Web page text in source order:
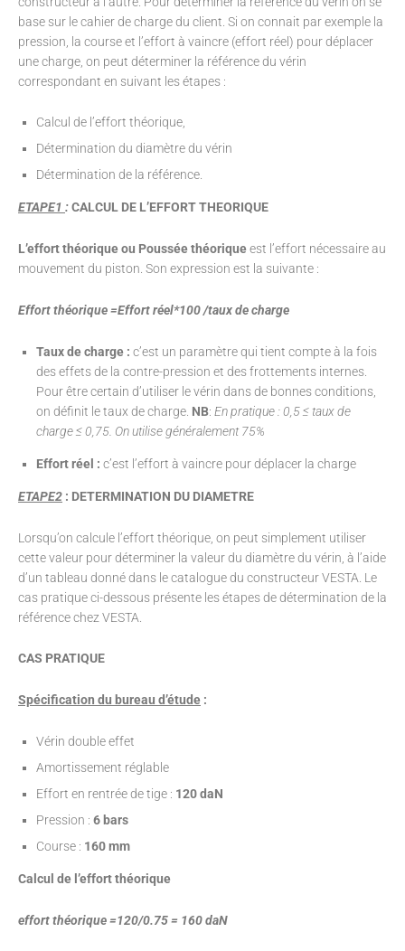
base sur le cahier de charge du client. Si on connait par exemple la
pression, la course et l’effort à vaincre (effort réel) pour déplacer
une charge, on peut déterminer la référence du vérin
correspondant en suivant les étapes :
Calcul de l’effort théorique,
Détermination du diamètre du vérin
Détermination de la référence.
ETAPE1 :CALCUL DE L’EFFORT THEORIQUE
L’effort théorique ou Poussée théoriqueest l’effort nécessaire au
mouvement du piston. Son expression est la suivante :
Effort théorique =Effort réel*100 /taux de charge
Taux de charge : c’est un paramètre qui tient compte à la fois
des effets de la contre-pression et des frottements internes.
Pour être certain d’utiliser le vérin dans de bonnes conditions,
on définit le taux de charge. NB: En pratique : 0,5 ≤ taux de
charge ≤ 0,75. On utilise généralement 75%
Effort réel : c’est l’effort à vaincre pour déplacer la charge
ETAPE2 : DETERMINATION DU DIAMETRE
Lorsqu’on calcule l’effort théorique, on peut simplement utiliser
cette valeur pour déterminer la valeur du diamètre du vérin, à l’aide
d’un tableau donné dans le catalogue du constructeur VESTA. Le
cas pratique ci-dessous présente les étapes de détermination de la
référence chez VESTA.
CAS PRATIQUE
Spécification du bureau d’étude :
Vérin double effet
Amortissement réglable
Effort en rentrée de tige : 120 daN
Pression : 6 bars
Course : 160 mm
Calcul de l’effort théorique
effort théorique =120/0.75 = 160 daN